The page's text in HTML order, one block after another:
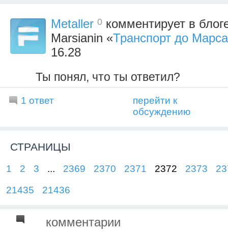
Metaller 0 комментирует в
Marsianin «Транспорт до Марса
16.28
Ты понял, что ты ответил?
1 ответ
перейти к
обсуждению
СТРАНИЦЫ
1 2 3 ... 2369 2370 2371 2372 2373
21435
21436
комментарии